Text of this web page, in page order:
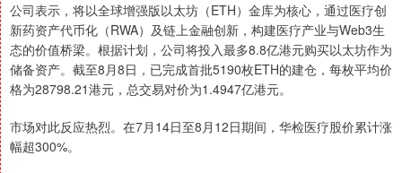
公司表示，将以全球增强版以太坊（ETH）金库为核心，通过医疗创
新药资产代币化（RWA）及链上金融创新，构建医疗产业与Web3生
态的价值桥梁。根据计划，公司将投入最多8.8亿港元购买以太坊作为
储备资产。截至8月8日，已完成首批5190枚ETH的建仓，每枚平均价
格为28798.21港元，总交易对价为1.4947亿港元。
市场对此反应热烈。在7月14日至8月12日期间，华检医疗股价累计涨
幅超300%。